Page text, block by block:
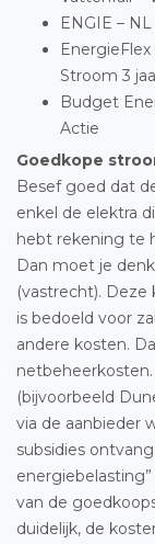
ENGIE –
EnergieFlex
Stroom 3
Budget
Actie
Goedkope
Besef goed dat
enkel de elektra
hebt rekening te
Dan moet je
(vastrecht). Deze
is bedoeld voor
andere kosten.
(bijvoorbeeld
via de aanbieder
subsidies
van de
duidelijk, de